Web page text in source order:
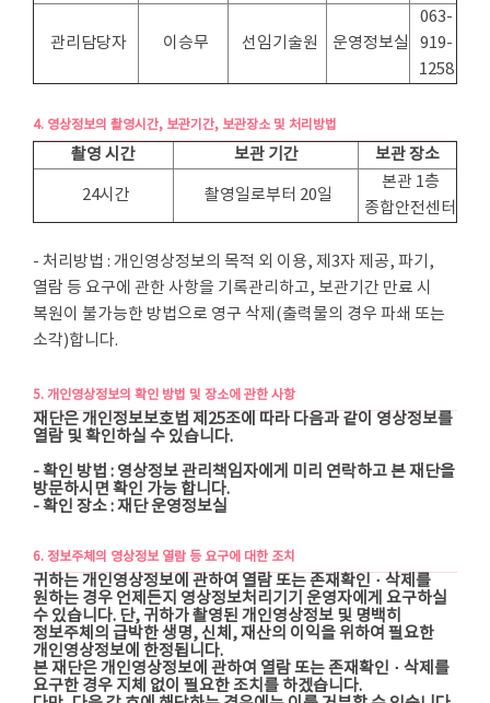
관리담당자 이승무 선임기술원 운영정보실
063-
919-
1258
4. 영상정보의 촬영시간, 보관기간, 보관장소 및 처리방법
촬영 시간 보관 기간 보관 장소
24시간 촬영일로부터 20일
본관 1층
종합안전센터
- 처리방법 : 개인영상정보의 목적 외 이용, 제3자 제공, 파기,
열람 등 요구에 관한 사항을 기록관리하고, 보관기간 만료 시
복원이 불가능한 방법으로 영구 삭제(출력물의 경우 파쇄 또는
소각)합니다.
5. 개인영상정보의 확인 방법 및 장소에 관한 사항
재단은 개인정보보호법 제25조에 따라 다음과 같이 영상정보를
열람 및 확인하실 수 있습니다.
- 확인 방법 : 영상정보 관리책임자에게 미리 연락하고 본 재단을
방문하시면 확인 가능 합니다.
- 확인 장소 : 재단 운영정보실
6. 정보주체의 영상정보 열람 등 요구에 대한 조치
귀하는 개인영상정보에 관하여 열람 또는 존재확인ㆍ삭제를
원하는 경우 언제든지 영상정보처리기기 운영자에게 요구하실
수 있습니다. 단, 귀하가 촬영된 개인영상정보 및 명백히
정보주체의 급박한 생명, 신체, 재산의 이익을 위하여 필요한
개인영상정보에 한정됩니다.
본 재단은 개인영상정보에 관하여 열람 또는 존재확인ㆍ삭제를
요구한 경우 지체 없이 필요한 조치를 하겠습니다.